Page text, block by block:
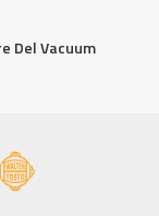
Del Vacuum